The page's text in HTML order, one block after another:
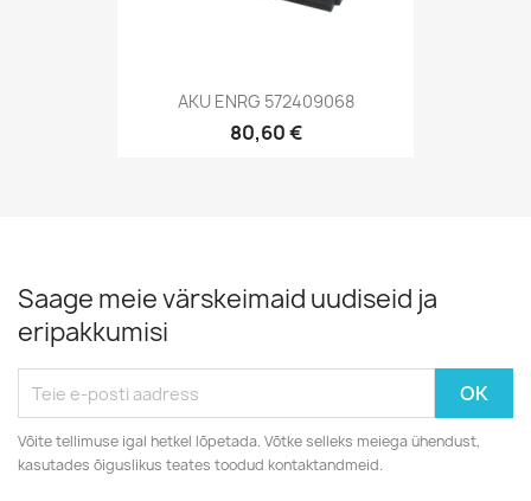
AKU ENRG 572409068
80,60 €
Saage meie värskeimaid uudiseid ja
eripakkumisi
Võite tellimuse igal hetkel lõpetada. Võtke selleks meiega ühendust,
kasutades õiguslikus teates toodud kontaktandmeid.